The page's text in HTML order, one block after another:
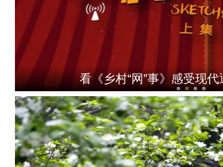
看《乡村“网”事》感受现